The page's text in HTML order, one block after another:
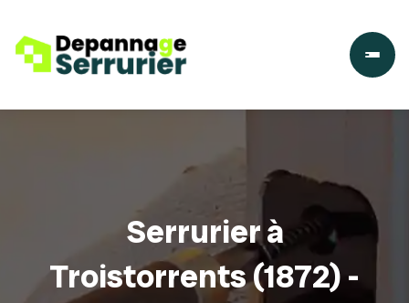
Serrurier à
Troistorrents (1872) -